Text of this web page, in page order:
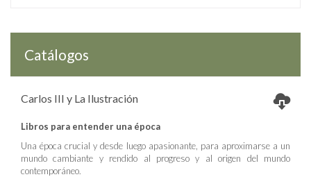
Catálogos
Carlos III y La Ilustración
Libros para entender una época
Una época crucial y desde luego apasionante, para aproximarse a un
mundo cambiante y rendido al progreso y al origen del mundo
contemporáneo.